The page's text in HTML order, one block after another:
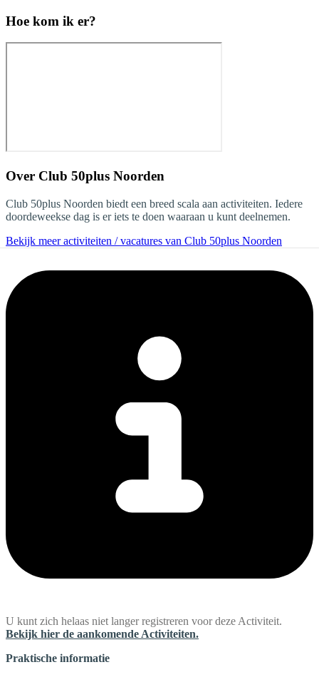
Hoe kom ik er?
Over Club 50plus Noorden
Club 50plus Noorden biedt een breed scala aan activiteiten. Iedere
doordeweekse dag is er iets te doen waaraan u kunt deelnemen.
Bekijk meer activiteiten / vacatures van Club 50plus Noorden
U kunt zich helaas niet langer registreren voor deze Activiteit.
Bekijk hier de aankomende Activiteiten.
Praktische informatie